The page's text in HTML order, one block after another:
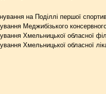
на Поділлі першої
Меджибізького
Хмельницької обласної
Хмельницької обласної